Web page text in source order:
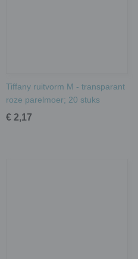
Tiffany ruitvorm M - transparant
roze parelmoer; 20 stuks
€ 2,17